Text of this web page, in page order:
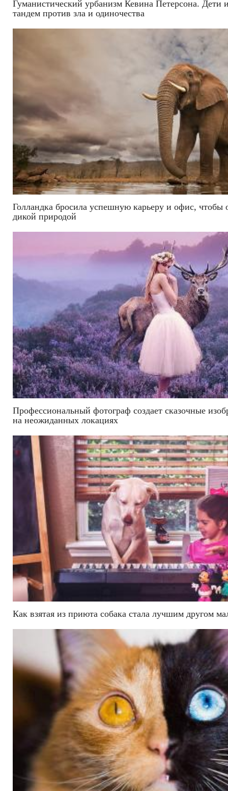
Гуманистический урбанизм Кевина Петерсона. Дети
тандем против зла и одиночества
Голландка бросила успешную карьеру и офис, чтобы
дикой природой
Профессиональный фотограф создает сказочные
на неожиданных локациях
Как взятая из приюта собака стала лучшим другом